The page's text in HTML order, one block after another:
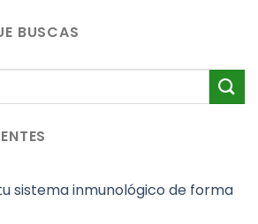
BUSCAS
sistema inmunológico de forma